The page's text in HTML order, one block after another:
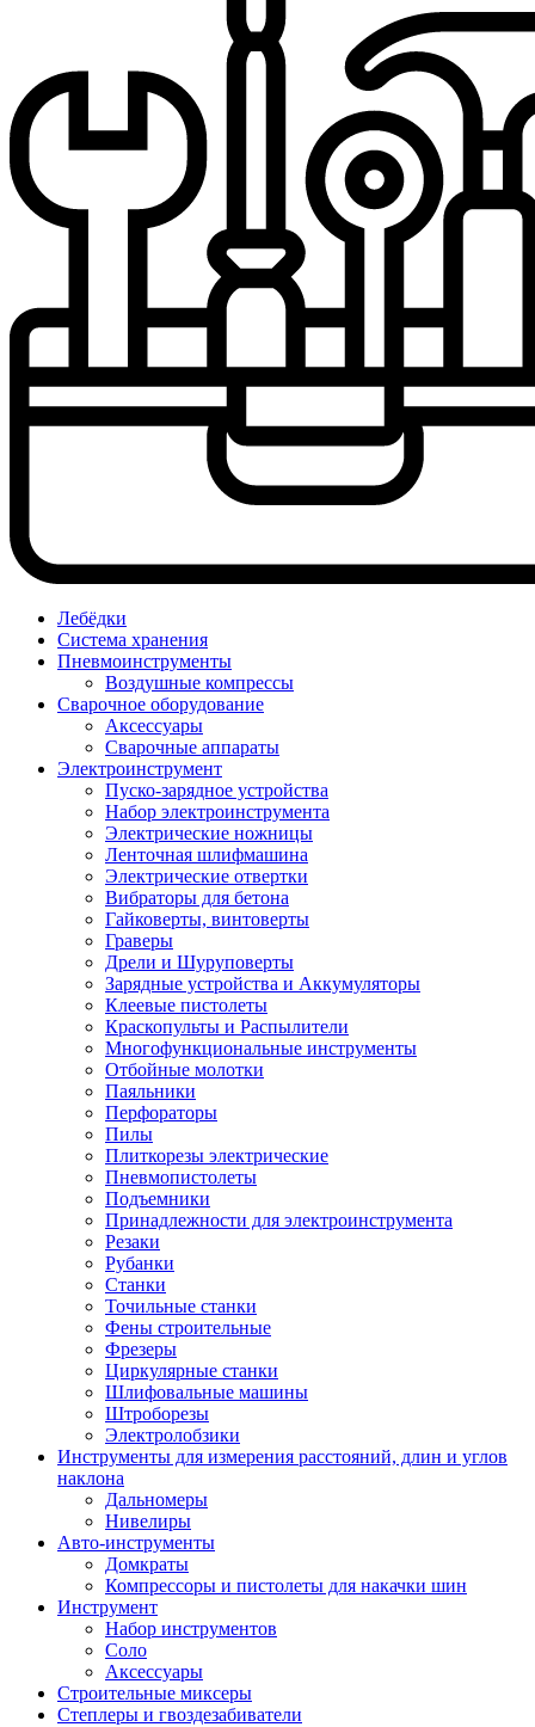
Лебёдки
Система хранения
Пневмоинструменты
Воздушные компрессы
Сварочное оборудование
Аксессуары
Сварочные аппараты
Электроинструмент
Пуско-зарядное устройства
Набор электроинструмента
Электрические ножницы
Ленточная шлифмашина
Электрические отвертки
Вибраторы для бетона
Гайковерты, винтоверты
Граверы
Дрели и Шуруповерты
Зарядные устройства и Аккумуляторы
Клеевые пистолеты
Краскопульты и Распылители
Многофункциональные инструменты
Отбойные молотки
Паяльники
Перфораторы
Пилы
Плиткорезы электрические
Пневмопистолеты
Подъемники
Принадлежности для электроинструмента
Резаки
Рубанки
Станки
Точильные станки
Фены строительные
Фрезеры
Циркулярные станки
Шлифовальные машины
Штроборезы
Электролобзики
Инструменты для измерения расстояний, длин и углов
наклона
Дальномеры
Нивелиры
Авто-инструменты
Домкраты
Компрессоры и пистолеты для накачки шин
Инструмент
Набор инструментов
Соло
Аксессуары
Строительные миксеры
Степлеры и гвоздезабиватели